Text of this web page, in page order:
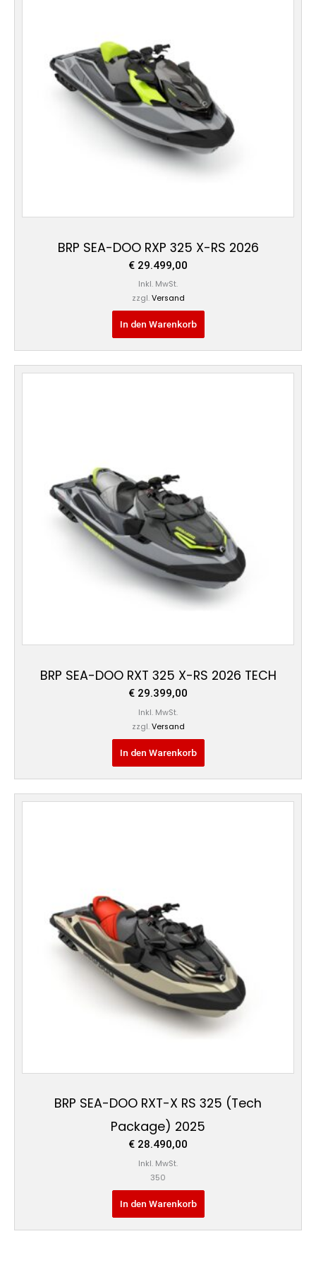
BRP SEA-DOO RXP 325 X-RS 2026
€ 29.499,00
Inkl. MwSt.
zzgl. Versand
In den Warenkorb
BRP SEA-DOO RXT 325 X-RS 2026 TECH
€ 29.399,00
Inkl. MwSt.
zzgl. Versand
In den Warenkorb
BRP SEA-DOO RXT-X RS 325 (Tech
Package) 2025
€ 28.490,00
Inkl. MwSt.
350
In den Warenkorb